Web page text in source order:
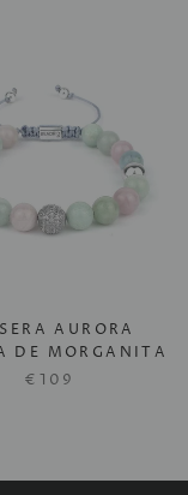
AURORA
DE MORGANITA
€109